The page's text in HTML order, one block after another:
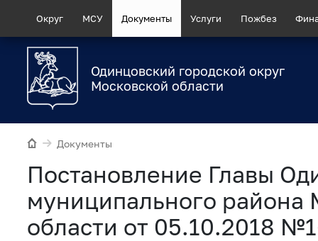
Округ МСУ Документы Услуги Пожбез
Одинцовский городской округ
Московской области
Документы
Постановление Главы
муниципального района
области от 05.10.2018